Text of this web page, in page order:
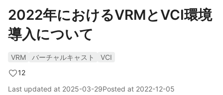
2022年におけるVRMとVCI環境
導入について
VRM バーチャルキャスト
VCI
12
Last updated at 2025-03-29Posted at 2022-12-05